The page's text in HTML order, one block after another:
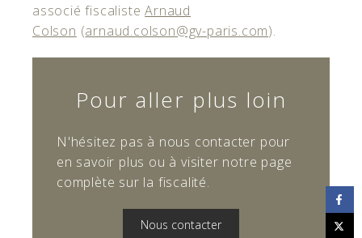
associé fiscalisteArnaud
Colson (arnaud.colson@gv-paris.com).
Pour aller plus loin
N'hésitez pas à nous contacter pour
en savoir plus ou à visiter notre page
complète sur la fiscalité.
Nous contacter